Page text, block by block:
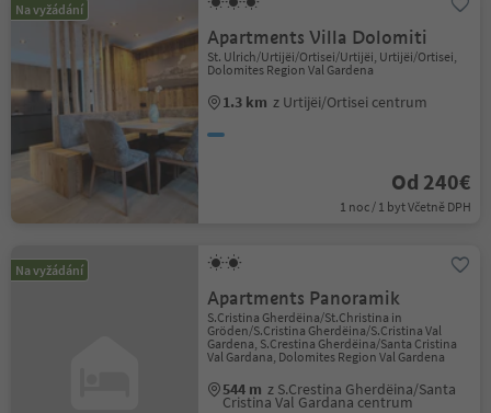
Na vyžádání
Apartments Villa Dolomiti
St. Ulrich/Urtijëi/Ortisei/Urtijëi, Urtijëi/Ortisei,
Dolomites Region Val Gardena
1.3 km z Urtijëi/Ortisei centrum
Od 240€
1 noc / 1 byt Včetně DPH
Na vyžádání
Apartments Panoramik
S.Cristina Gherdëina/St.Christina in
Gröden/S.Cristina Gherdëina/S.Cristina Val
Gardena, S.Crestina Gherdëina/Santa Cristina
Val Gardana, Dolomites Region Val Gardena
544 m z S.Crestina Gherdëina/Santa
Cristina Val Gardana centrum